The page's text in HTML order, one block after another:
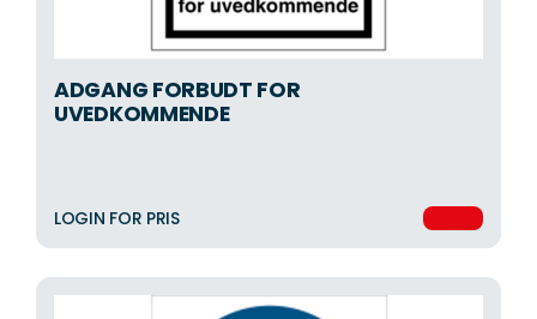
ADGANG FORBUDT FOR
UVEDKOMMENDE
LOGIN FOR PRIS